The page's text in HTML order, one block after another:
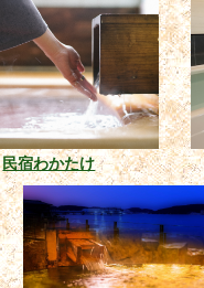
民宿わかたけ